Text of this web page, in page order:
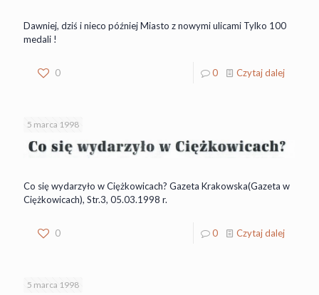
Dawniej, dziś i nieco później Miasto z nowymi ulicami Tylko 100
medali !
0 0 Czytaj dalej
5 marca 1998
Co się wydarzyło w Ciężkowicach? Gazeta Krakowska(Gazeta w
Ciężkowicach), Str.3, 05.03.1998 r.
0 0 Czytaj dalej
5 marca 1998